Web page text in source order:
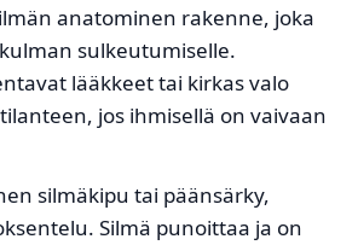
anatominen rakenne, joka
sulkeutumiselle.
lääkkeet tai kirkas valo
jos ihmisellä on vaivaan
silmäkipu tai päänsärky,
Silmä punoittaa ja on